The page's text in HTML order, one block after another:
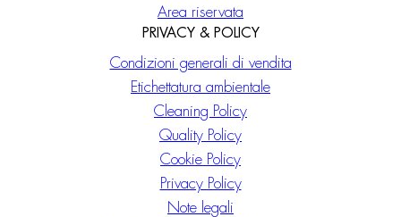
Area riservata
PRIVACY & POLICY
Condizioni generali di vendita
Etichettatura ambientale
Cleaning Policy
Quality Policy
Cookie Policy
Privacy Policy
Note legali